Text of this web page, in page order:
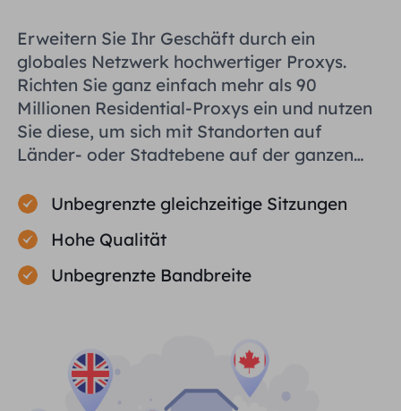
Erweitern Sie Ihr Geschäft durch ein
globales Netzwerk hochwertiger Proxys.
Richten Sie ganz einfach mehr als 90
Millionen Residential-Proxys ein und nutzen
Sie diese, um sich mit Standorten auf
Länder- oder Stadtebene auf der ganzen
effizienten Erfassung öffentlicher Daten zu
helfen.
Unbegrenzte gleichzeitige Sitzungen
Hohe Qualität
Unbegrenzte Bandbreite